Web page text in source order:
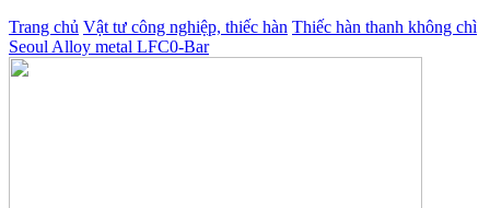
Trang chủ Vật tư công nghiệp, thiếc hàn Thiếc hàn thanh không chì
Seoul Alloy metal LFC0-Bar